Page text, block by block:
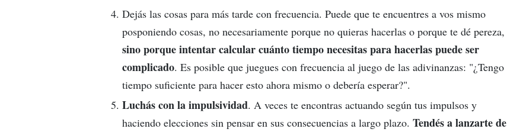
Dejás las cosas para más tarde con frecuencia. Puede que te encuentres a vos mismo
posponiendo cosas, no necesariamente porque no quieras hacerlas o porque te dé pereza,
sino porque intentar calcular cuánto tiempo necesitas para hacerlas puede ser
complicado. Es posible que juegues con frecuencia al juego de las adivinanzas: "¿Tengo
tiempo suficiente para hacer esto ahora mismo o debería esperar?".
Luchás con la impulsividad. A veces te encontras actuando según tus impulsos y
haciendo elecciones sin pensar en sus consecuencias a largo plazo. Tendés a lanzarte de